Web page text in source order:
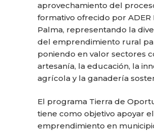
aprovechamiento del
formativo ofrecido por ADER
Palma, representando la
del emprendimiento rural
poniendo en valor sectores
artesanía, la educación, la
agrícola y la ganadería
El programa Tierra de
tiene como objetivo apoyar el
emprendimiento en